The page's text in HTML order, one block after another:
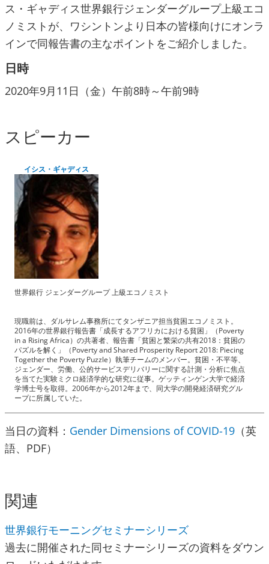
ス・ギャディス世界銀行ジェンダーグループ上級エコ
ノミストが、ワシントンより日本の皆様向けにオンラ
インで同報告書の主なポイントをご紹介しました。
日時
2020年9月11日（金）午前8時～午前9時
スピーカー
イシス・ギャディス
世界銀行 ジェンダーグループ 上級エコノミスト
現職前は、ダルサレム事務所にてタンザニア担当貧困エコノミスト。
2016年の世界銀行報告書「成長するアフリカにおける貧困」（Poverty
in a Rising Africa）の共著者、報告書「貧困と繁栄の共有2018：貧困の
パズルを解く」（Poverty and Shared Prosperity Report 2018: Piecing
Together the Poverty Puzzle）執筆チームのメンバー。貧困・不平等、
ジェンダー、労働、公的サービスデリバリーに関する計測・分析に焦点
を当てた実験ミクロ経済学的な研究に従事。ゲッティンゲン大学で経済
学博士号を取得。2006年から2012年まで、同大学の開発経済研究グル
ープに所属していた。
当日の資料： Gender Dimensions of COVID-19 （英
語、PDF）
関連
世界銀行モーニングセミナーシリーズ
過去に開催された同セミナーシリーズの資料をダウン